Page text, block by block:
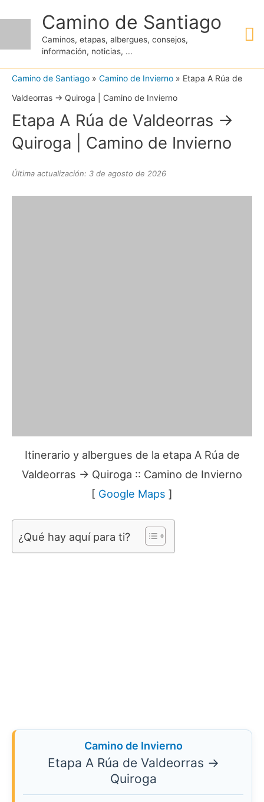
contenido
Camino de Santiago
Caminos, etapas, albergues, consejos,
información, noticias, ...
Camino de Santiago » Camino de Invierno » Etapa A Rúa de
Valdeorras → Quiroga | Camino de Invierno
Etapa A Rúa de Valdeorras →
Quiroga | Camino de Invierno
Última actualización: 3 de agosto de 2026
Itinerario y albergues de la etapa A Rúa de
Valdeorras → Quiroga :: Camino de Invierno
[ Google Maps ]
¿Qué hay aquí para ti?
Camino de Invierno
Etapa A Rúa de Valdeorras →
Quiroga